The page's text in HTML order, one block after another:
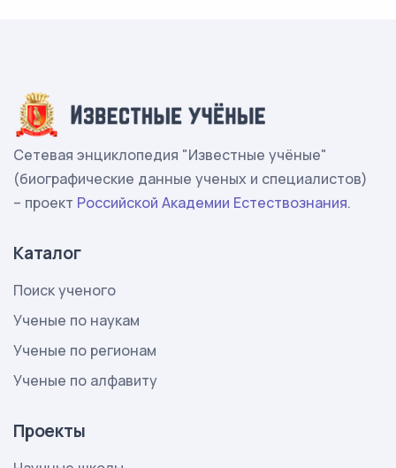
Сетевая энциклопедия "Известные учёные"
(биографические данные ученых и специалистов)
– проект Российской Академии Естествознания.
Каталог
Поиск ученого
Ученые по наукам
Ученые по регионам
Ученые по алфавиту
Проекты